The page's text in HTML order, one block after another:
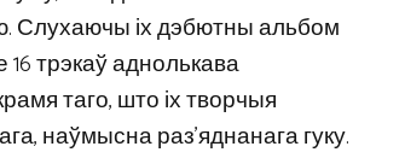
Слухаючы іх дэбютны альбом
трэкаў аднолькава
таго, што іх творчыя
наўмысна раз’яднанага гуку.